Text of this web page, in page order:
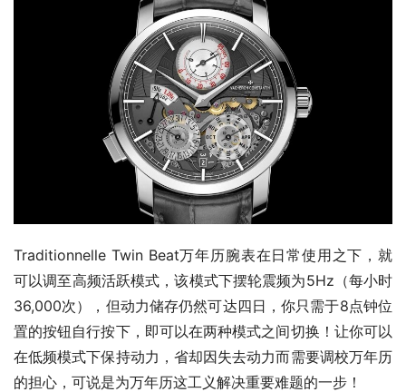
Traditionnelle Twin Beat万年历腕表在日常使用之下，就
可以调至高频活跃模式，该模式下摆轮震频为5Hz（每小时
36,000次），但动力储存仍然可达四日，你只需于8点钟位
置的按钮自行按下，即可以在两种模式之间切换！让你可以
在低频模式下保持动力，省却因失去动力而需要调校万年历
的担心，可说是为万年历这工义解决重要难题的一步！